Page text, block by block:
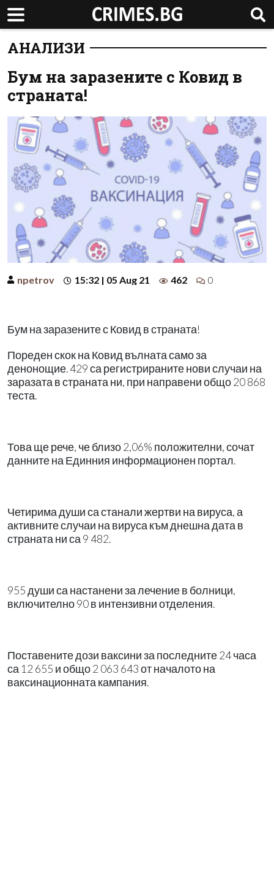
АНАЛИЗИ
Бум на заразените с Ковид в
страната!
npetrov 15:32 | 05 Aug 21 462 0
Бум на заразените с Ковид в страната!
Пореден скок на Ковид вълната само за
денонощие. 429 са регистрираните нови случаи на
заразата в страната ни, при направени общо 20 868
теста.
Това ще рече, че близо 2,06% положителни, сочат
данните на Единния информационен портал.
Четирима души са станали жертви на вируса, а
активните случаи на вируса към днешна дата в
страната ни са 9 482.
955 души са настанени за лечение в болници,
включително 90 в интензивни отделения.
Поставените дози ваксини за последните 24 часа
са 12 655 и общо 2 063 643 от началото на
ваксинационната кампания.